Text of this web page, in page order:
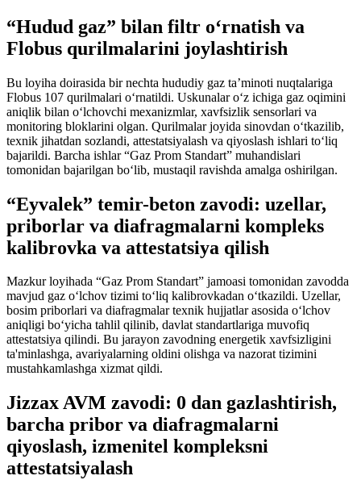
“Hudud gaz” bilan filtr o‘rnatish va
Flobus qurilmalarini joylashtirish
Bu loyiha doirasida bir nechta hududiy gaz ta’minoti nuqtalariga
Flobus 107 qurilmalari o‘rnatildi. Uskunalar o‘z ichiga gaz oqimini
aniqlik bilan o‘lchovchi mexanizmlar, xavfsizlik sensorlari va
monitoring bloklarini olgan. Qurilmalar joyida sinovdan o‘tkazilib,
texnik jihatdan sozlandi, attestatsiyalash va qiyoslash ishlari to‘liq
bajarildi. Barcha ishlar “Gaz Prom Standart” muhandislari
tomonidan bajarilgan bo‘lib, mustaqil ravishda amalga oshirilgan.
“Eyvalek” temir-beton zavodi: uzellar,
priborlar va diafragmalarni kompleks
kalibrovka va attestatsiya qilish
Mazkur loyihada “Gaz Prom Standart” jamoasi tomonidan zavodda
mavjud gaz o‘lchov tizimi to‘liq kalibrovkadan o‘tkazildi. Uzellar,
bosim priborlari va diafragmalar texnik hujjatlar asosida o‘lchov
aniqligi bo‘yicha tahlil qilinib, davlat standartlariga muvofiq
attestatsiya qilindi. Bu jarayon zavodning energetik xavfsizligini
ta'minlashga, avariyalarning oldini olishga va nazorat tizimini
mustahkamlashga xizmat qildi.
Jizzax AVM zavodi: 0 dan gazlashtirish,
barcha pribor va diafragmalarni
qiyoslash, izmenitel kompleksni
attestatsiyalash